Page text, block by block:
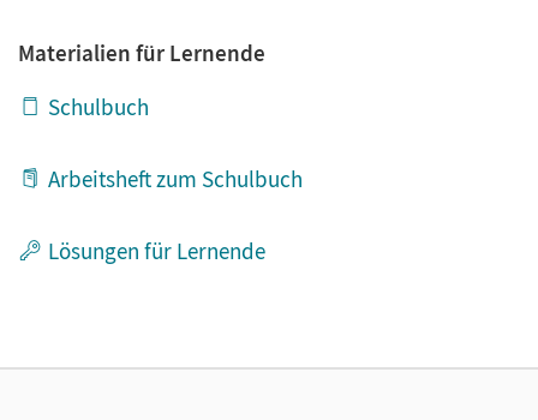
Materialien für Lernende
Schulbuch
Arbeitsheft zum Schulbuch
Lösungen für Lernende